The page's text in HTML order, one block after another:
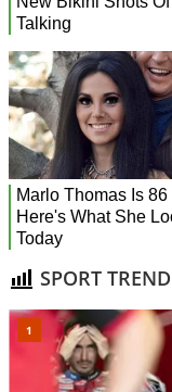
SPORT TREND